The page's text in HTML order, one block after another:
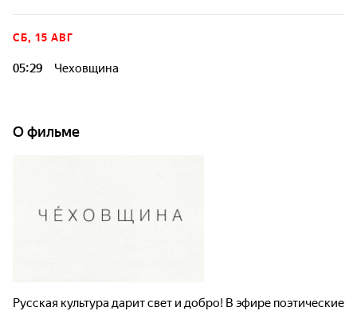
СБ, 15 АВГ
05:29 Чеховщина
О фильме
Русская культура дарит свет и добро! В эфире поэтические